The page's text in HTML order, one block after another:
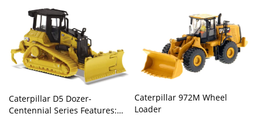
Caterpillar D5 Dozer-
Centennial Series Features:
Caterpillar 972M Wheel
Loader